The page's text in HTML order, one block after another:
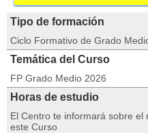
Tipo de formación
Ciclo Formativo de Grado
Temática del Curso
FP Grado Medio 2026
Horas de estudio
El Centro te informará sobre
este Curso